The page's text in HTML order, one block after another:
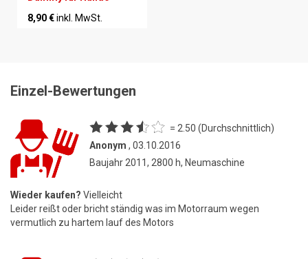
8,90 €inkl. MwSt.
Einzel-Bewertungen
= 2.50 (Durchschnittlich)
Anonym , 03.10.2016
Baujahr 2011, 2800 h, Neumaschine
Wieder kaufen? Vielleicht
Leider reißt oder bricht ständig was im Motorraum wegen
vermutlich zu hartem lauf des Motors